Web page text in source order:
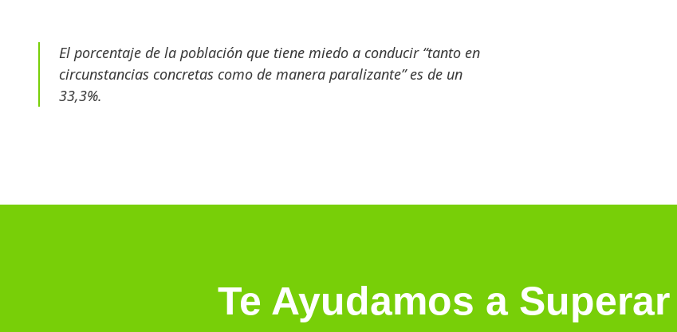
El porcentaje de la población que tiene miedo a conducir “tanto en
circunstancias concretas como de manera paralizante” es de un
33,3%.
Te Ayudamos a